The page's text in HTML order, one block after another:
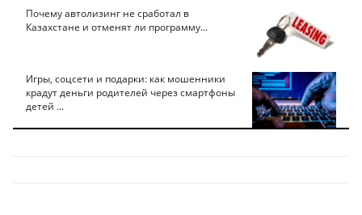
Почему автолизинг не сработал в
Казахстане и отменят ли программу...
Игры, соцсети и подарки: как мошенники
крадут деньги родителей через смартфоны
детей ...